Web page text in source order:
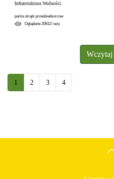
Infrastruktura Wolności.
partia strajk przedsiebiorcow
Oglądane20612 razy
1 2 3 4